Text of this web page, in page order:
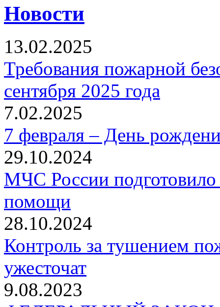
Новости
13.02.2025
Требования пожарной
сентября 2025 года
7.02.2025
7 февраля – День
29.10.2024
МЧС России
помощи
28.10.2024
Контроль за тушением
ужесточат
9.08.2023